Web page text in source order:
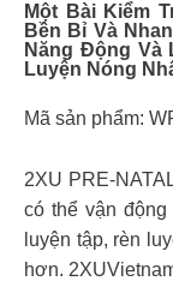
Một Bài Kiểm
Bền Bỉ Và
Năng Động Và
Luyện Nóng
Mã sản phẩm:
2XU PRE-
có thể vận
luyện tập, rèn
hơn.